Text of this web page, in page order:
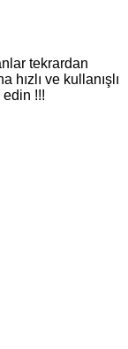
tekrardan
ve kullanışlı
!!!